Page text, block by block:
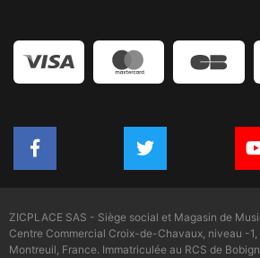
ZICPLACE SAS - Siège social et Magasin de
Centre Commercial Croix-de-Chavaux, niveau -
Montreuil, France. Immatriculée au RCS de